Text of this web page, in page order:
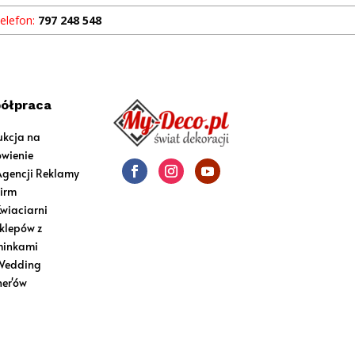
797 248 548
na
Reklamy
z